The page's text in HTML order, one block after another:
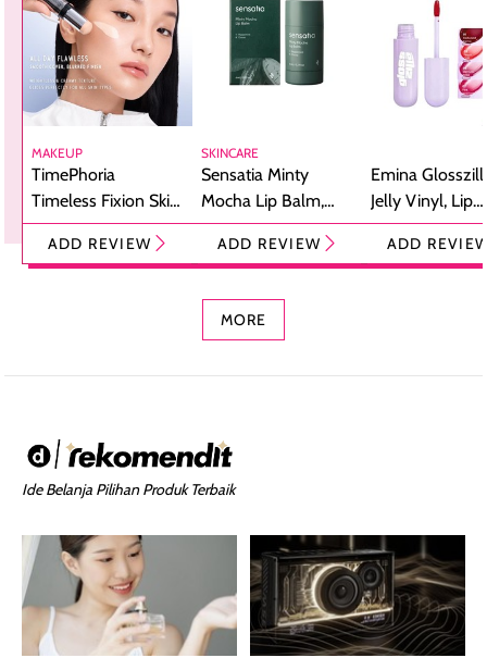
MAKEUP
TimePhoria
Timeless Fixion Skin
Tint Stick,
Foundation dan
ADD REVIEW
SKINCARE
Sensatia Minty
Mocha Lip Balm,
Pelembap Bibir
dengan Aroma
ADD REVIEW
Emina
Jelly Vinyl, Lip
Cream Glossy
Ringan
ADD
MORE
Ide Belanja Pilihan Produk Terbaik